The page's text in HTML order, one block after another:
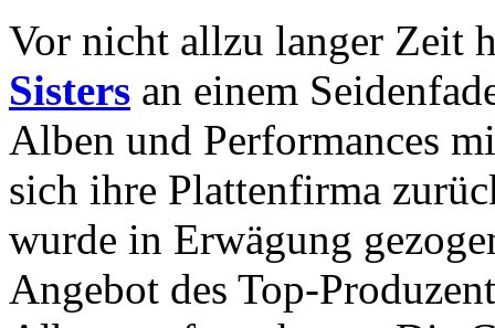
Vor nicht allzu langer Zeit
Sisters an einem
Alben und Performances
sich ihre Plattenfirma
wurde in Erwägung
Angebot des Top-